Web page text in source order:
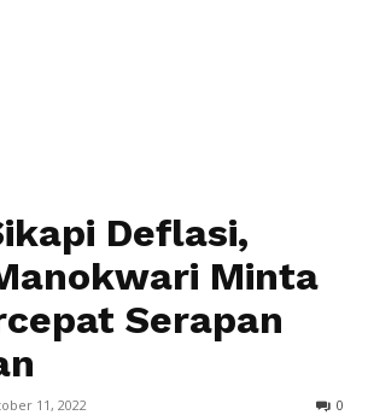
Deflasi,
Minta
Serapan
11, 2022 0